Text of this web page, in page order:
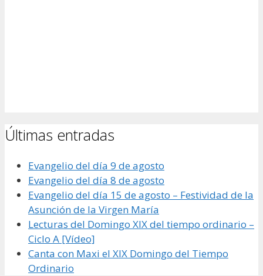
Últimas entradas
Evangelio del día 9 de agosto
Evangelio del día 8 de agosto
Evangelio del día 15 de agosto – Festividad de la
Asunción de la Virgen María
Lecturas del Domingo XIX del tiempo ordinario –
Ciclo A [Vídeo]
Canta con Maxi el XIX Domingo del Tiempo
Ordinario